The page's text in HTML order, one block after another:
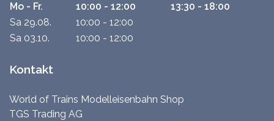
Mo - Fr. 10:00 - 12:00
13:30 - 18:00
Sa 29.08.
10:00 - 12:00
Sa 03.10.
10:00 - 12:00
Kontakt
World of Trains Modelleisenbahn Shop
TGS Trading AG